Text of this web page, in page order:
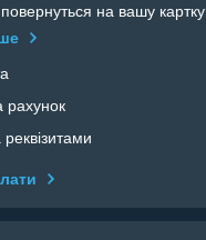
на вашу картку
рахунок